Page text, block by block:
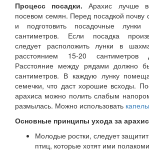
Процесс посадки. Арахис лучше
посевом семян. Перед посадкой почву
и подготовить посадочные
сантиметров. Если посадка
следует расположить лунки в
расстоянием 15-20
Расстояние между рядами должно
сантиметров. В каждую лунку
семечки, что даст хорошие всходы.
арахиса можно полить слабым
размылась. Можно использовать
Основные принципы ухода за
Молодые ростки, следует
птиц, которые хотят ими